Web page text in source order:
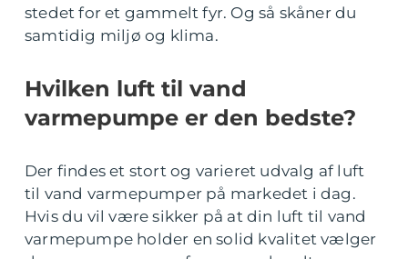
stedet for et gammelt fyr. Og så skåner du
samtidig miljø og klima.
Hvilken luft til vand
varmepumpe er den bedste?
Der findes et stort og varieret udvalg af luft
til vand varmepumper på markedet i dag.
Hvis du vil være sikker på at din luft til vand
varmepumpe holder en solid kvalitet vælger